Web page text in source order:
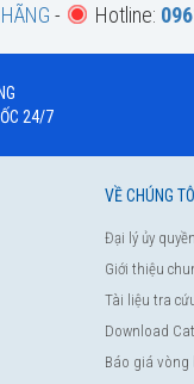
- Hotline:
24/7
VỀ CHÚNG TÔI
Đại lý ủy
Giới thiệu
Tài liệu tra
Download
Báo giá vòng